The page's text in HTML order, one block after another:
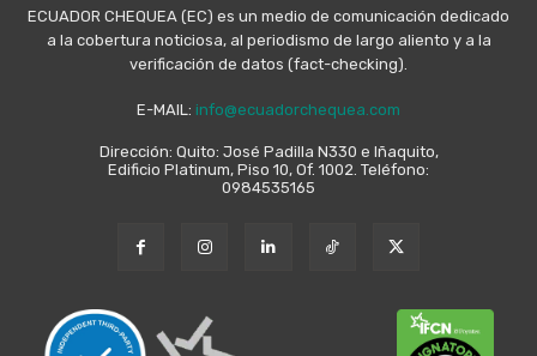
ECUADOR CHEQUEA (EC) es un medio de comunicación dedicado
a la cobertura noticiosa, al periodismo de largo aliento y a la
verificación de datos (fact-checking).
E-MAIL: info@ecuadorchequea.com
Dirección: Quito: José Padilla N330 e Iñaquito,
Edificio Platinum, Piso 10, Of. 1002. Teléfono:
0984535165